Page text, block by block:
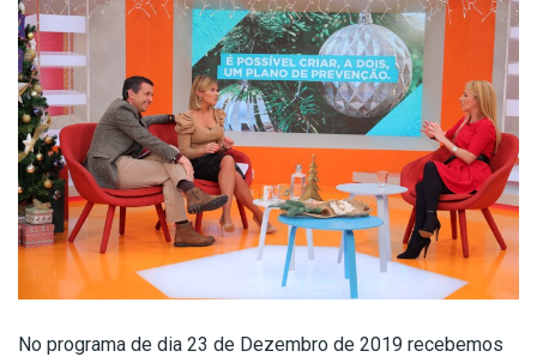
No programa de dia 23 de Dezembro de 2019 recebemos